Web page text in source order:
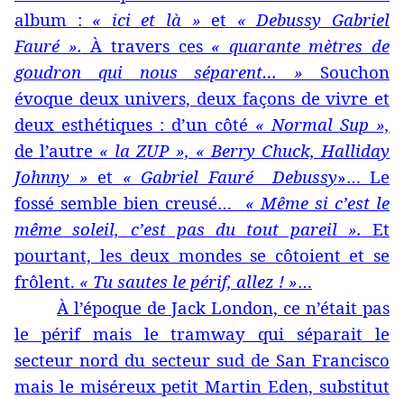
album : « ici et là » et « Debussy Gabriel
Fauré ». À travers ces « quarante mètres de
goudron qui nous séparent… » Souchon
évoque deux univers, deux façons de vivre et
deux esthétiques : d’un côté « Normal Sup »,
de l’autre « la ZUP », « Berry Chuck, Halliday
Johnny » et « Gabriel Fauré Debussy»… Le
fossé semble bien creusé… « Même si c’est le
même soleil, c’est pas du tout pareil ». Et
pourtant, les deux mondes se côtoient et se
frôlent. « Tu sautes le périf, allez ! »…
À l’époque de Jack London, ce n’était pas
le périf mais le tramway qui séparait le
secteur nord du secteur sud de San Francisco
mais le miséreux petit Martin Eden, substitut